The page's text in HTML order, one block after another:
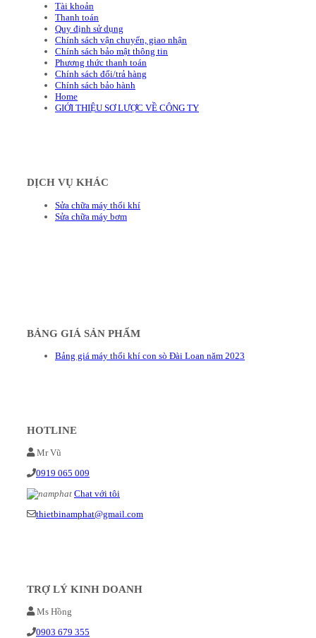
Tài khoản
Thanh toán
Quy định sử dụng
Chính sách vận chuyển, giao nhận
Chính sách bảo mật thông tin
Phương thức thanh toán
Chính sách đổi/trả hàng
Chính sách bảo hành
Home
GIỚI THIỆU SƠ LƯỢC VỀ CÔNG TY
DỊCH VỤ KHÁC
Sửa chữa máy thổi khí
Sửa chữa máy bơm
BẢNG GIÁ SẢN PHẨM
Bảng giá máy thổi khí con sò Đài Loan năm 2023
HOTLINE
Mr Vũ
0919 065 009
Chat với tôi
thietbinamphat@gmail.com
TRỢ LÝ KINH DOANH
Ms Hồng
0903 679 355